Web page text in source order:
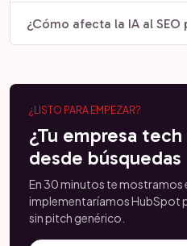
¿Cómo afecta la IA al SEO
¿LISTO PARA EMPEZAR?
¿Tu empresa
desde búsquedas
En 30 minutos te
implementaríamos HubSpot
sin pitch genérico.